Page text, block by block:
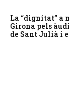
La “dignitat” a
Girona pels
de Sant Julià i